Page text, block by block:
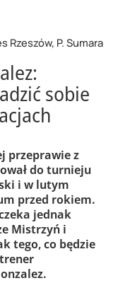
Rzeszów, P. Sumara
sobie
przeprawie z
do turnieju
i w lutym
przed rokiem.
jednak
Mistrzyń i
tego, co będzie